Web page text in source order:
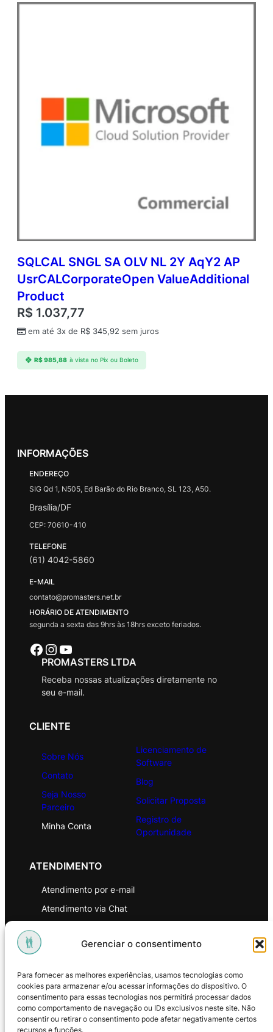
Gerenciar o consentimento
Para fornecer as melhores experiências, usamos tecnologias como
cookies para armazenar e/ou acessar informações do dispositivo. O
consentimento para essas tecnologias nos permitirá processar dados
como comportamento de navegação ou IDs exclusivos neste site. Não
consentir ou retirar o consentimento pode afetar negativamente certos
recursos e funções.
SQLCAL SNGL SA OLV NL 2Y AqY2 AP
UsrCALCorporateOpen ValueAdditional
Product
R$ 1.037,77
em até 3x de R$ 345,92 sem juros
R$985,88 à vista no Pix ou Boleto
INFORMAÇÕES
ENDEREÇO
SIG Qd 1, N505, Ed Barão do Rio Branco, SL 123, A50.
Brasília/DF
CEP: 70610-410
TELEFONE
(61) 4042-5860
E-MAIL
contato@promasters.net.br
HORÁRIO DE ATENDIMENTO
segunda a sexta das 9hrs às 18hrs exceto feriados.
Facebook Instagram Youtube
PROMASTERS LTDA
Receba nossas atualizações diretamente no
seu e-mail.
CLIENTE
Sobre Nós
Contato
Seja Nosso
Parceiro
Minha Conta
Licenciamento de
Software
Blog
Solicitar Proposta
Registro de
Oportunidade
ATENDIMENTO
Atendimento por e-mail
Atendimento via Chat
Política de Privacidade
Política de Troca e Devoluções
Política de Reembolso